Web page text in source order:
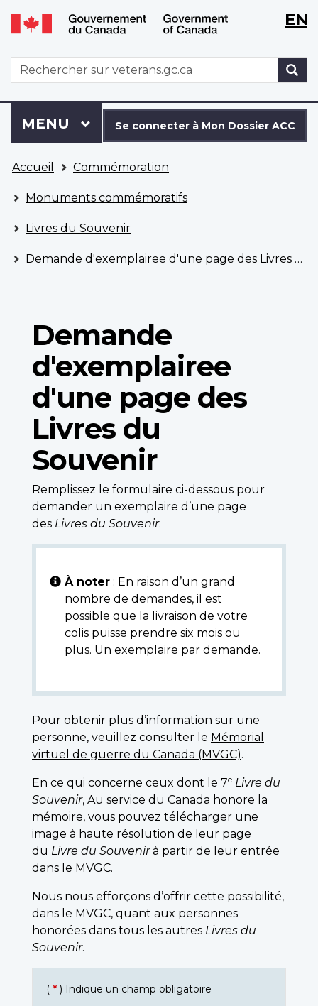
Aller
au
principal
Passer
à
version
HTML
simplifiée
WxT
WxTEN
WxT
Search
form
connecter
à
Dossier
ACC
Se connecter à Mon Dossier ACC
Menu
MENU PRINCIPAL
êtes
ici
Accueil Commémoration
Monuments commémoratifs
Livres du Souvenir
Demande d'exemplairee d'une page des Livres du Souvenir
Demande
d'exemplairee
d'une page des
Livres du
Souvenir
Remplissez le formulaire ci-dessous pour
demander un exemplaire d’une page
des Livres du Souvenir.
À noter : En raison d’un grand
nombre de demandes, il est
possible que la livraison de votre
colis puisse prendre six mois ou
plus. Un exemplaire par demande.
Pour obtenir plus d’information sur une
personne, veuillez consulter le Mémorial
virtuel de guerre du Canada (MVGC).
En ce qui concerne ceux dont le 7e Livre du
Souvenir, Au service du Canada honore la
mémoire, vous pouvez télécharger une
image à haute résolution de leur page
du Livre du Souvenirà partir de leur entrée
dans le MVGC.
Nous nous efforçons d’offrir cette possibilité,
dans le MVGC, quant aux personnes
honorées dans tous les autres Livres du
Souvenir.
( * ) Indique un champ obligatoire